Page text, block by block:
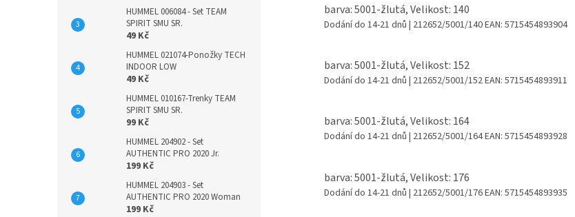
HUMMEL 006084 - Set TEAM
SPIRIT SMU SR.
49 Kč
HUMMEL 021074-Ponožky TECH
INDOOR LOW
49 Kč
HUMMEL 010167-Trenky TEAM
SPIRIT SMU SR.
99 Kč
HUMMEL 204902 - Set
AUTHENTIC PRO 2020 Jr.
199 Kč
HUMMEL 204903 - Set
AUTHENTIC PRO 2020 Woman
199 Kč
barva: 5001-žlutá, Velikost: 140
Dodání do 14-21 dnů | 212652/5001/140EAN: 5715454893904
barva: 5001-žlutá, Velikost: 152
Dodání do 14-21 dnů | 212652/5001/152EAN: 5715454893911
barva: 5001-žlutá, Velikost: 164
Dodání do 14-21 dnů | 212652/5001/164EAN: 5715454893928
barva: 5001-žlutá, Velikost: 176
Dodání do 14-21 dnů | 212652/5001/176EAN: 5715454893935